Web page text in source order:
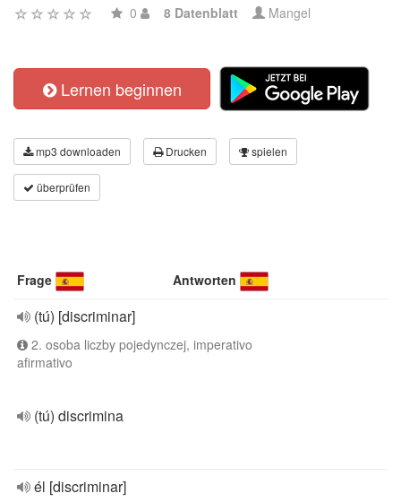
0 8 Datenblatt Mangel
Lernen beginnen
mp3 downloaden Drucken spielen
überprüfen
Frage Antworten
(tú) [discriminar]
2. osoba liczby pojedynczej, imperativo
afirmativo
(tú) discrimina
él [discriminar]